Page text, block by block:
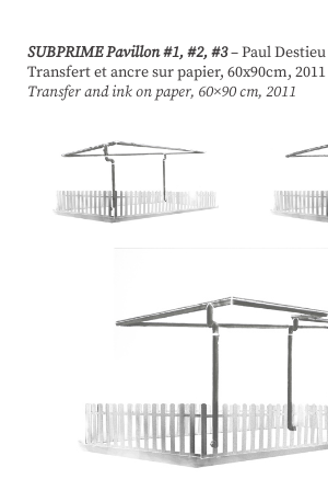
SUBPRIME Pavillon #1, #2, #3– Paul Destieu
Transfert et ancre sur papier, 60x90cm, 2011
Transfer and ink on paper, 60×90 cm, 2011